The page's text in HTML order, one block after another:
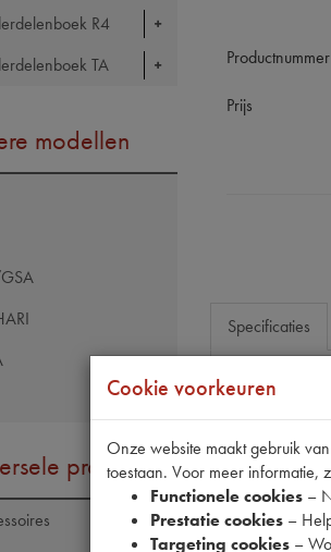
R4
TA
modellen
producten
Productnummer
Prijs
Specificaties
Model Citroën
Artikelcode JF
Tecdoc
Cookie voorkeuren
Onze website maakt gebruik
toestaan. Voor meer informatie,
Functionele cookies –
Prestatie cookies –
Targeting cookies –